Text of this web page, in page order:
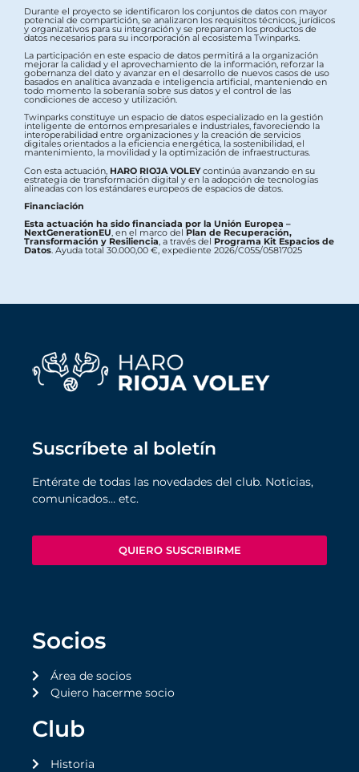
Durante el proyecto se identificaron los conjuntos de datos con mayor
potencial de compartición, se analizaron los requisitos técnicos, jurídicos
y organizativos para su integración y se prepararon los productos de
datos necesarios para su incorporación al ecosistema Twinparks.
La participación en este espacio de datos permitirá a la organización
mejorar la calidad y el aprovechamiento de la información, reforzar la
gobernanza del dato y avanzar en el desarrollo de nuevos casos de uso
basados en analítica avanzada e inteligencia artificial, manteniendo en
todo momento la soberanía sobre sus datos y el control de las
condiciones de acceso y utilización.
Twinparks constituye un espacio de datos especializado en la gestión
inteligente de entornos empresariales e industriales, favoreciendo la
interoperabilidad entre organizaciones y la creación de servicios
digitales orientados a la eficiencia energética, la sostenibilidad, el
mantenimiento, la movilidad y la optimización de infraestructuras.
Con esta actuación, HARO RIOJA VOLEYcontinúa avanzando en su
estrategia de transformación digital y en la adopción de tecnologías
alineadas con los estándares europeos de espacios de datos.
Financiación
Esta actuación ha sido financiada por la Unión Europea –
NextGenerationEU, en el marco del Plan de Recuperación,
Transformación y Resiliencia, a través del Programa Kit Espacios de
Datos. Ayuda total 30.000,00 €, expediente 2026/C055/05817025
Suscríbete al boletín
Entérate de todas las novedades del club. Noticias,
comunicados… etc.
QUIERO SUSCRIBIRME
Socios
Área de socios
Quiero hacerme socio
Club
Historia